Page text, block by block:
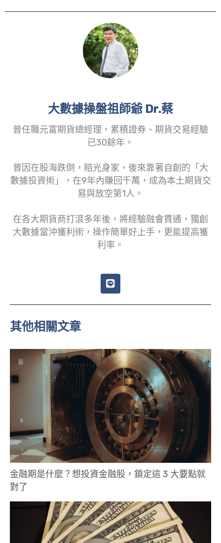
大數據操盤祖師爺 Dr.蔡
曾任職元富期貨總經理，累積證券、期貨交易經驗
已30餘年。
曾因在股海跌倒，賠光身家，後來靠著自創的「大
數據投資術」，在9年內賺回千萬，成為本土期貨交
易與放空第1人。
在各大期貨商打滾多年後，將經驗融會貫通，獨創
大數據當沖獲利術，操作簡單好上手，更能提高獲
利率。
L
i
e
其他相關文章
金融期是什麼？想投資金融股，鎖定這 3 大要點就
對了